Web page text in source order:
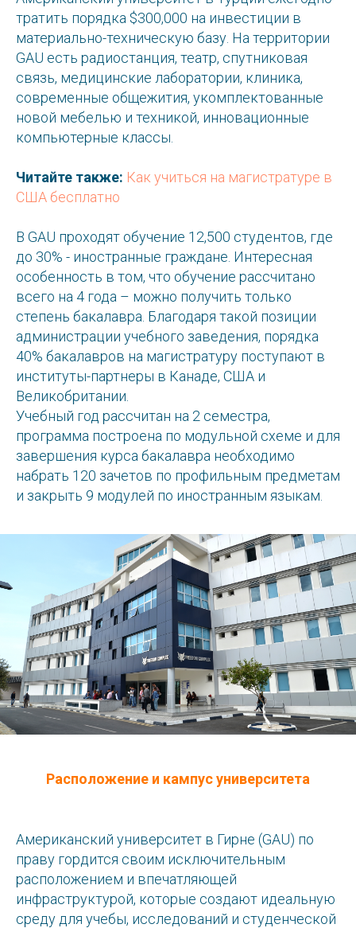
тратить порядка $300,000 на инвестиции в
материально-техническую базу. На территории
GAU есть радиостанция, театр, спутниковая
связь, медицинские лаборатории, клиника,
современные общежития, укомплектованные
новой мебелью и техникой, инновационные
компьютерные классы.
Читайте также: Как учиться на магистратуре в
США бесплатно
В GAU проходят обучение 12,500 студентов, где
до 30% - иностранные граждане. Интересная
особенность в том, что обучение рассчитано
всего на 4 года – можно получить только
степень бакалавра. Благодаря такой позиции
администрации учебного заведения, порядка
40% бакалавров на магистратуру поступают в
институты-партнеры в Канаде, США и
Великобритании.
Учебный год рассчитан на 2 семестра,
программа построена по модульной схеме и для
завершения курса бакалавра необходимо
набрать 120 зачетов по профильным предметам
и закрыть 9 модулей по иностранным языкам.
Расположение и кампус университета
Американский университет в Гирне (GAU) по
праву гордится своим исключительным
расположением и впечатляющей
инфраструктурой, которые создают идеальную
среду для учебы, исследований и студенческой